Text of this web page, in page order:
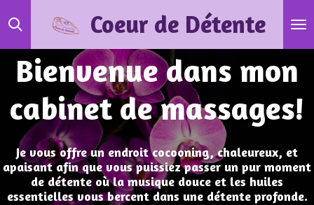
Passer
principal
Coeur de Détente
Bienvenue dans mon
cabinet de massages!
Je vous offre un endroit cocooning, chaleureux, et
apaisant afin que vous puissiez passer un pur moment
de détente où la musique douce et les huiles
essentielles vous bercent dans une détente profonde.